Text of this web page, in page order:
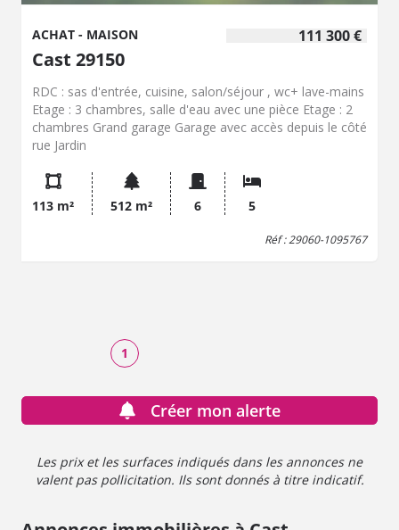
111 300 €
ACHAT - MAISON
Cast 29150
RDC : sas d'entrée, cuisine, salon/séjour , wc+ lave-mains
Etage : 3 chambres, salle d'eau avec une pièce Etage : 2
chambres Grand garage Garage avec accès depuis le côté
rue Jardin
113 m² 512 m² 6 5
Réf : 29060-1095767
1
Créer mon alerte
Les prix et les surfaces indiqués dans les annonces ne
valent pas pollicitation. Ils sont donnés à titre indicatif.